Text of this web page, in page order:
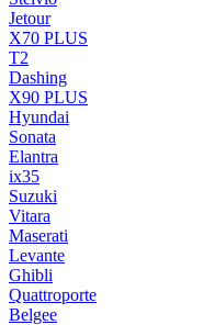
Jetour
X70 PLUS
T2
Dashing
X90 PLUS
Hyundai
Sonata
Elantra
ix35
Suzuki
Vitara
Maserati
Levante
Ghibli
Quattroporte
Belgee